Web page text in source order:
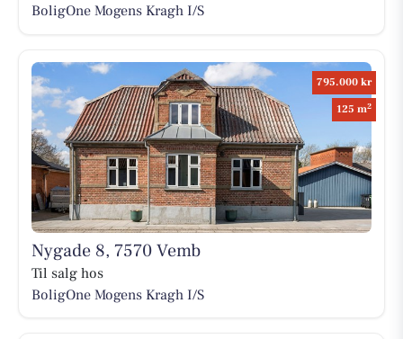
BoligOne Mogens Kragh I/S
795.000 kr
125 m2
Nygade 8, 7570 Vemb
Til salg hos
BoligOne Mogens Kragh I/S